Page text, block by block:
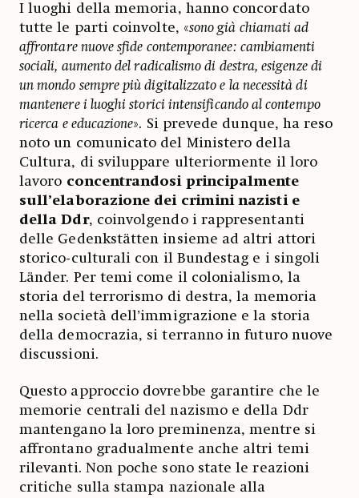
I luoghi della memoria, hanno concordato
tutte le parti coinvolte, «sono già chiamati ad
affrontare nuove sfide contemporanee: cambiamenti
sociali, aumento del radicalismo di destra, esigenze di
un mondo sempre più digitalizzato e la necessità di
mantenere i luoghi storici intensificando al contempo
ricerca e educazione». Si prevede dunque, ha reso
noto un comunicato del Ministero della
Cultura, di sviluppare ulteriormente il loro
lavoro concentrandosi principalmente
sull’elaborazione dei crimini nazisti e
della Ddr, coinvolgendo i rappresentanti
delle Gedenkstätten insieme ad altri attori
storico-culturali con il Bundestag e i singoli
Länder. Per temi come il colonialismo, la
storia del terrorismo di destra, la memoria
nella società dell’immigrazione e la storia
della democrazia, si terranno in futuro nuove
discussioni.
Questo approccio dovrebbe garantire che le
memorie centrali del nazismo e della Ddr
mantengano la loro preminenza, mentre si
affrontano gradualmente anche altri temi
rilevanti. Non poche sono state le reazioni
critiche sulla stampa nazionale alla